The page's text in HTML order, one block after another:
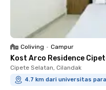
Coliving • Campur
Kost Arco Residence
Cipete Selatan, Cilandak
4.7 km dari universitas